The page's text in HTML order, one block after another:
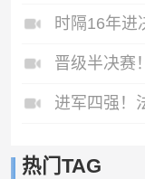
热门TAG